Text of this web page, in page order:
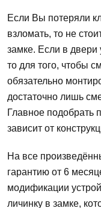
Если Вы потеряли
взломать, то не
замке. Если в двери
то для того, чтобы
обязательно
достаточно лишь
Главное подобрать
зависит от
На все
гарантию от 6
модификации
личинку в замке,